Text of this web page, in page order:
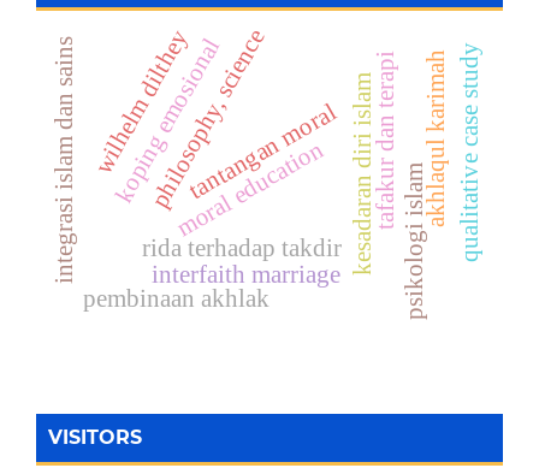
moral education kesadaran diri islam
tantangan moral
philosophy, science tafakur dan terapi
rida terhadap takdir psikologi islam
koping emosional
interfaith marriage
pembinaan akhlak
akhlaqul karimah
wilhelm dilthey
integrasi islam dan sains qualitative case study
VISITORS